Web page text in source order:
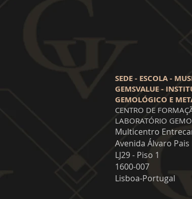
SEDE - ESCOLA -
GEMSVALUE -
GEMOLÓGICO E
CENTRO DE
LABORATÓRIO
Multicentro
Avenida Álvaro Pais
LJ29 - Piso 1
1600-007
Lisboa-Portugal